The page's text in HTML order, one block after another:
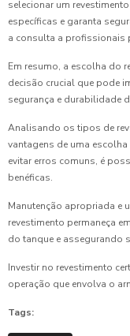
selecionar um
específicas e garanta
a consulta a profissionais
Em resumo, a escolha do
decisão crucial que pode
segurança e durabilidade
Analisando os tipos de
vantagens de uma
evitar erros comuns, é
benéficas.
Manutenção apropriada e
revestimento permaneça
do tanque e assegurando
Investir no revestimento
operação que envolva o
Tags: